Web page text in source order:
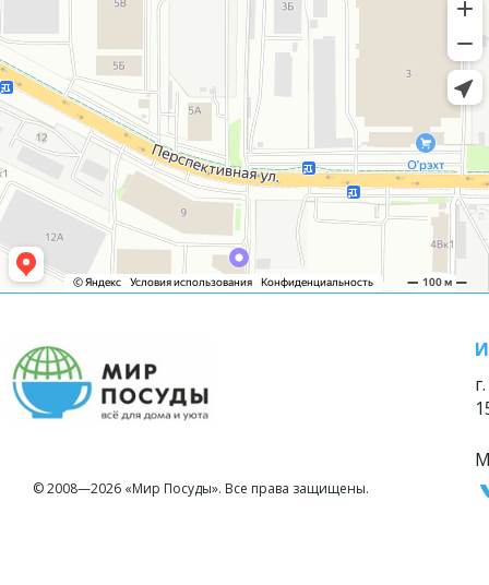
© 2008—2026 «Мир Посуды». Все права защищены.